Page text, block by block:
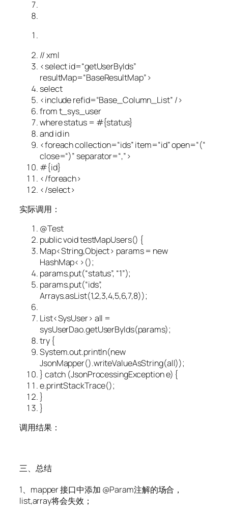
// xml
<selectid=“getUserByIds”
resultMap=“BaseResultMap”>
select
<includerefid=“Base_Column_List” />
from t_sys_user
where status = #{status}
and id in
<foreachcollection=“ids”item=“id”open=“(“
close=“)” separator=“,”>
#{id}
</foreach>
</select>
实际调用：
@Test
public void testMapUsers() {
Map<String,Object> params = new
HashMap<>();
params.put(“status”, “1”);
params.put(“ids”,
Arrays.asList(1,2,3,4,5,6,7,8));
List<SysUser> all =
sysUserDao.getUserByIds(params);
try {
System.out.println(new
JsonMapper().writeValueAsString(all));
} catch (JsonProcessingException e) {
e.printStackTrace();
}
}
调用结果：
三、总结
1、mapper 接口中添加 @Param注解的场合，
list,array将会失效；